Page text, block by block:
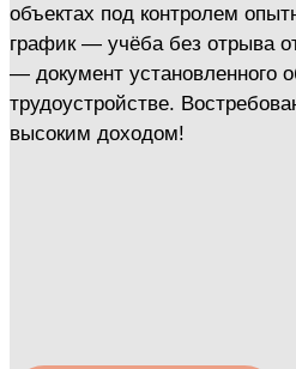
объектах под контролем
график — учёба без отрыва
— документ установленного
трудоустройстве.
высоким доходом!